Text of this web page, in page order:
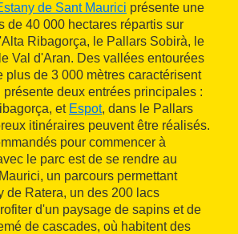
de Sant Maurici présente une
de 40 000 hectares répartis sur
Ribagorça, le Pallars Sobirà, le
Val d'Aran. Des vallées entourées
plus de 3 000 mètres caractérisent
deux entrées principales :
et Espot, dans le Pallars
itinéraires peuvent être réalisés.
pour commencer à
le parc est de se rendre au
un parcours permettant
de Ratera, un des 200 lacs
d'un paysage de sapins et de
de cascades, où habitent des